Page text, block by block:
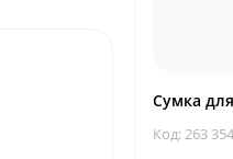
Сумка
Код: 263 354